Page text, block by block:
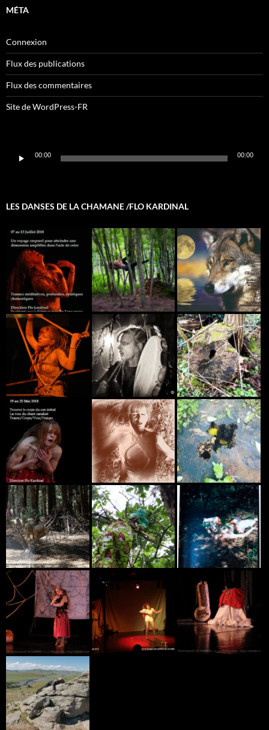
MÉTA
Connexion
Flux des publications
Flux des commentaires
Site de WordPress-FR
audio
00:00 00:00
LES DANSES DE LA CHAMANE /FLO KARDINAL